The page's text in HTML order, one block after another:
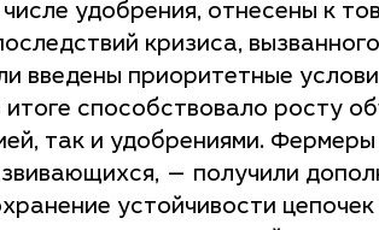
удобрения, отнесены к
кризиса,
введены приоритетные
способствовало росту
так и удобрениями.
— получили
устойчивости